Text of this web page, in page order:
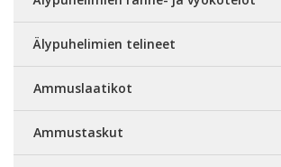
Älypuhelimien telineet
Ammuslaatikot
Ammustaskut